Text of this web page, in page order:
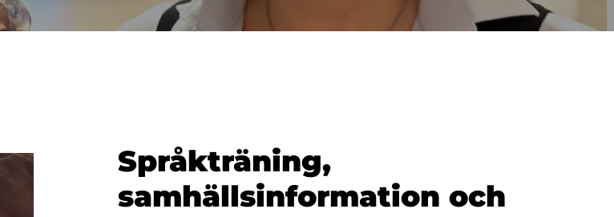
Språkträning,
samhällsinformation och